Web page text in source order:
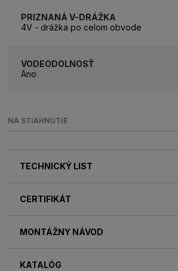
PRIZNANÁ V-DRÁŽKA
4V - drážka po celom obvode
VODEODOLNOSŤ
Áno
NA STIAHNUTIE
TECHNICKÝ LIST
CERTIFIKÁT
MONTÁŽNY NÁVOD
KATALÓG